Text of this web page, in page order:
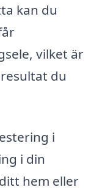
kan du
vilket är
du
i
i din
hem eller